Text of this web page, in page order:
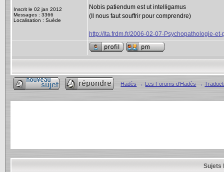
Inscrit le 02 jan 2012
Messages : 3366
Localisation : Suède
Nobis patiendum est ut intelligamus
(Il nous faut souffrir pour comprendre)
http://lta.frdm.fr/2006-02-07-Psychopathologie-
Hadès → Les Forums d'Hadès →
Sujets